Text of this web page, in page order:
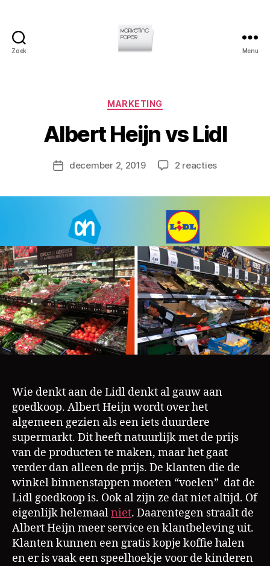
Zoek Menu
Categorieën
MARKETING
Albert Heijn vs Lidl
Berichtauteur
o
r
C
h
ri
L
Berichtdatum
december 2, 2019 2 reactiesop
Wie denkt aan de Lidl denkt al gauw aan
goedkoop. Albert Heijn wordt over het
algemeen gezien als een iets duurdere
supermarkt. Dit heeft natuurlijk met de prijs
van de producten te maken, maar het gaat
verder dan alleen de prijs. De klanten die de
winkel binnenstappen moeten “voelen” dat de
Lidl goedkoop is. Ook al zijn ze dat niet altijd. Of
eigenlijk helemaalniet. Daarentegen straalt de
Albert Heijn meer service en klantbeleving uit.
Klanten kunnen een gratis kopje koffie halen
en er is vaak een speelhoekje voor de kinderen